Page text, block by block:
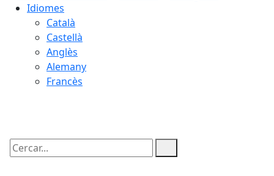
Idiomes
Català
Castellà
Anglès
Alemany
Francès
Cercar: